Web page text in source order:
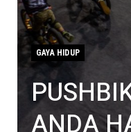
GAYA HIDUP